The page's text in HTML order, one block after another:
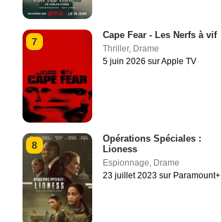
7
Cape Fear - Les Nerfs à vif
Thriller, Drame
5 juin 2026 sur Apple TV
8
Opérations Spéciales :
Lioness
Espionnage, Drame
23 juillet 2023 sur Paramount+